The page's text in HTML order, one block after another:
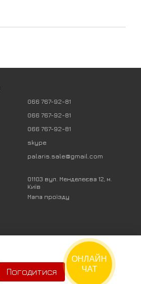
066 767-92-81
066 767-92-81
066 767-92-81
skype
palaris.sale@gmail.com
01103 вул. Менделеєва 12, м.
Київ
Мапа проїзду
Погодитися
ОНЛАЙН
ЧАТ